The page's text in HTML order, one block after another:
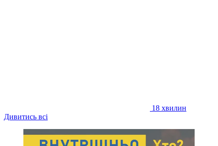
18 хвилин
Дивитись всі